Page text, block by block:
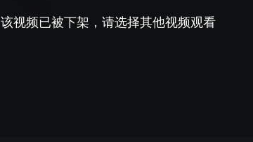
该视频已被下架，请选择其他视频观看